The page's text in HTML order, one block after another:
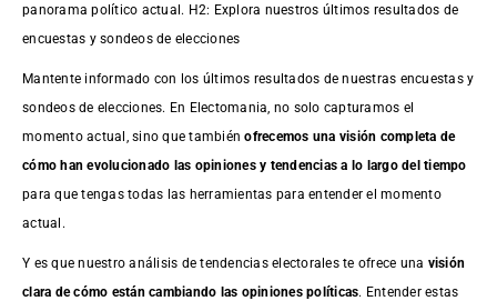
panorama político actual. H2: Explora nuestros últimos resultados de
encuestas y sondeos de elecciones
Mantente informado con los últimos resultados de nuestras encuestasy
sondeos de elecciones. En Electomania, no solo capturamos el
momento actual, sino que tambiénofrecemos una visión completa de
cómo han evolucionado las opiniones y tendencias a lo largo del tiempo
para que tengas todas las herramientas para entender el momento
actual.
Y es que nuestro análisis de tendencias electorales te ofrece una visión
clara de cómo están cambiando las opiniones políticas. Entender estas